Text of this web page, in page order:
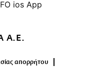
Α.Ε.
απορρήτου